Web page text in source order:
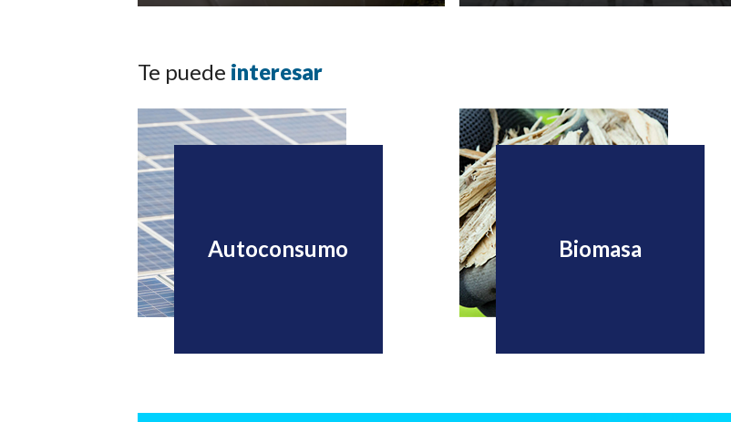
en el mercado español con dos ciclos
combinados de gas con un total de 2.000 MW.
de calor o frío a través de diferentes fuentes
de energía primaria, logrando mayor eficiencia
y ahorros energéticos en sistemas con alta
demanda.
Te puede interesar
Autoconsumo Biomasa